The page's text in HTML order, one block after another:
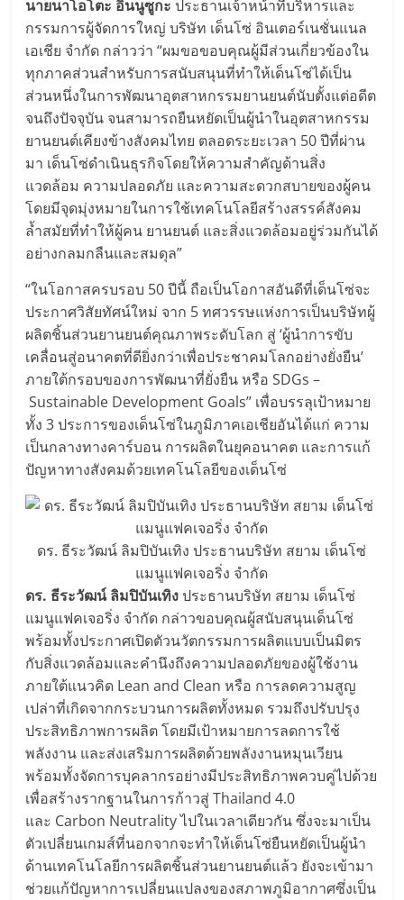
นายนาโอโตะ อินนูซูกะ ประธานเจ้าหน้าที่บริหารและ
กรรมการผู้จัดการใหญ่ บริษัท เด็นโซ่ อินเตอร์เนชั่นแนล
เอเชีย จำกัด กล่าวว่า “ผมขอขอบคุณผู้มีส่วนเกี่ยวข้องใน
ทุกภาคส่วนสำหรับการสนับสนุนที่ทำให้เด็นโซ่ได้เป็น
ส่วนหนึ่งในการพัฒนาอุตสาหกรรมยานยนต์นับตั้งแต่อดีต
จนถึงปัจจุบัน จนสามารถยืนหยัดเป็นผู้นำในอุตสาหกรรม
ยานยนต์เคียงข้างสังคมไทย ตลอดระยะเวลา 50 ปีที่ผ่าน
มา เด็นโซ่ดำเนินธุรกิจโดยให้ความสำคัญด้านสิ่ง
แวดล้อม ความปลอดภัย และความสะดวกสบายของผู้คน
โดยมีจุดมุ่งหมายในการใช้เทคโนโลยีสร้างสรรค์สังคม
ล้ำสมัยที่ทำให้ผู้คน ยานยนต์ และสิ่งแวดล้อมอยู่ร่วมกันได้
อย่างกลมกลืนและสมดุล”
“ในโอกาสครบรอบ 50 ปีนี้ ถือเป็นโอกาสอันดีที่เด็นโซ่จะ
ประกาศวิสัยทัศน์ใหม่ จาก 5 ทศวรรษแห่งการเป็นบริษัทผู้
ผลิตชิ้นส่วนยานยนต์คุณภาพระดับโลก สู่ ‘ผู้นำการขับ
เคลื่อนสู่อนาคตที่ดียิ่งกว่าเพื่อประชาคมโลกอย่างยั่งยืน’
ภายใต้กรอบของการพัฒนาที่ยั่งยืน หรือ SDGs –
Sustainable Development Goals” เพื่อบรรลุเป้าหมาย
ทั้ง 3 ประการของเด็นโซ่ในภูมิภาคเอเชียอันได้แก่ ความ
เป็นกลางทางคาร์บอน การผลิตในยุคอนาคต และการแก้
ปัญหาทางสังคมด้วยเทคโนโลยีของเด็นโซ่
ดร. ธีระวัฒน์ ลิมปิบันเทิง ประธานบริษัท สยาม เด็นโซ่
แมนูแฟคเจอริ่ง จำกัด
ดร. ธีระวัฒน์ ลิมปิบันเทิงประธานบริษัท สยาม เด็นโซ่
แมนูแฟคเจอริ่ง จำกัด กล่าวขอบคุณผู้สนับสนุนเด็นโซ่
พร้อมทั้งประกาศเปิดตัวนวัตกรรมการผลิตแบบเป็นมิตร
กับสิ่งแวดล้อมและคำนึงถึงความปลอดภัยของผู้ใช้งาน
ภายใต้แนวคิด Lean and Clean หรือ การลดความสูญ
เปล่าที่เกิดจากกระบวนการผลิตทั้งหมด รวมถึงปรับปรุง
ประสิทธิภาพการผลิต โดยมีเป้าหมายการลดการใช้
พลังงาน และส่งเสริมการผลิตด้วยพลังงานหมุนเวียน
พร้อมทั้งจัดการบุคลากรอย่างมีประสิทธิภาพควบคู่ไปด้วย
เพื่อสร้างรากฐานในการก้าวสู่ Thailand 4.0
และ Carbon Neutrality ไปในเวลาเดียวกัน ซึ่งจะมาเป็น
ตัวเปลี่ยนเกมส์ที่นอกจากจะทำให้เด็นโซ่ยืนหยัดเป็นผู้นำ
ด้านเทคโนโลยีการผลิตชิ้นส่วนยานยนต์แล้ว ยังจะเข้ามา
ช่วยแก้ปัญหาการเปลี่ยนแปลงของสภาพภูมิอากาศซึ่งเป็น